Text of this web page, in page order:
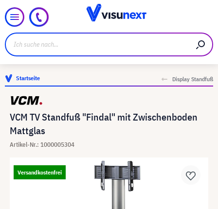
Startseite Display Standfuß
VCM TV Standfuß "Findal" mit Zwischenboden
Mattglas
Artikel-Nr.: 1000005304
Versandkostenfrei